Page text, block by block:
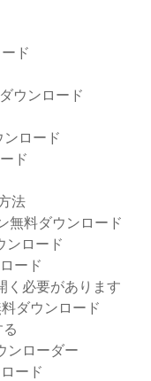
ド
ウンロード
ロード
ド
法
無料ダウンロード
ンロード
ード
く必要があります
ダウンロード
ンローダー
ード